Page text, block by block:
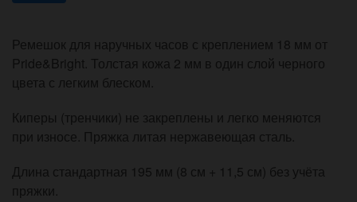
Ремешок для наручных часов с креплением 18 мм от
Pride&Bright. Толстая кожа 2 мм в один слой черного
цвета с легким блеском.
Киперы (тренчики) не закреплены и легко меняются
при износе. Пряжка литая нержавеющая сталь.
Длина стандартная 195 мм (8 см + 11,5 см) без учёта
пряжки.